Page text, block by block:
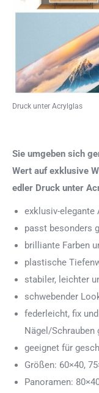
Druck unter Acrylglas
Sie umgeben sich
Wert auf exklusive
edler Druck unter
exklusiv-elegante
passt besonders
brilliante Farben
plastische
stabiler, leichter
schwebender
federleicht, fix
Nägel/Schrauben
geeignet für
Größen: 60×40,
Panoramen: